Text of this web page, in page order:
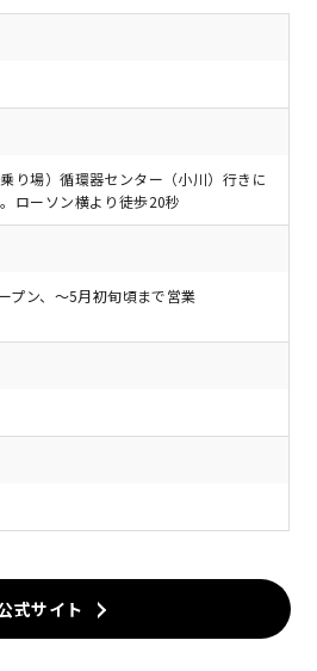
り場）循環器センター（小川）行きに
ローソン横より徒歩20秒
ン、～5月初旬頃まで営業
式サイト